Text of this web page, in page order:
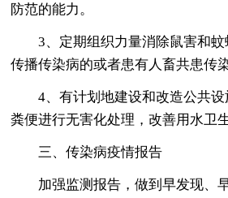
防范的能力。
3、定期组织力量消除鼠害和
传播传染病的或者患有人畜共患传
4、有计划地建设和改造公共设
粪便进行无害化处理，改善用水卫
三、传染病疫情报告
加强监测报告，做到早发现、